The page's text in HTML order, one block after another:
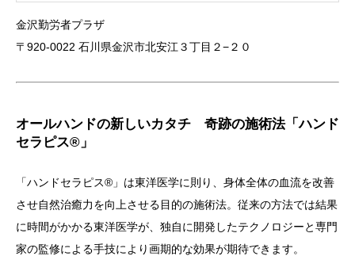
金沢勤労者プラザ
〒920-0022 石川県金沢市北安江３丁目２−２０
オールハンドの新しいカタチ 奇跡の施術法「ハンド
セラピス®」
「ハンドセラピス®」は東洋医学に則り、身体全体の血流を改善
させ自然治癒力を向上させる目的の施術法。従来の方法では結果
に時間がかかる東洋医学が、独自に開発したテクノロジーと専門
家の監修による手技により画期的な効果が期待できます。